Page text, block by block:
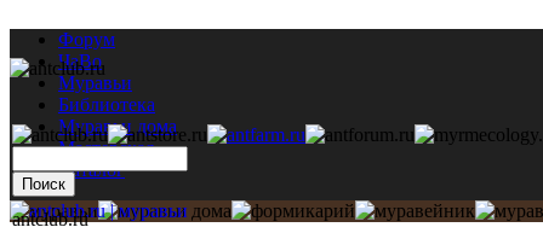
Форум
ЧаВо
Муравьи
Библиотека
Муравьи дома
Мастерская
Каталог
antclub.ru